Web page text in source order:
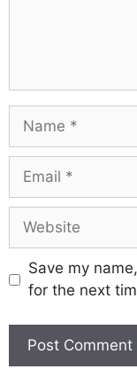
Save my
for the next